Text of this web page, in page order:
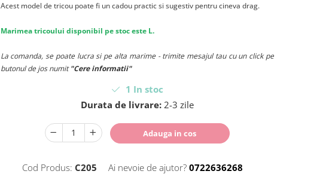
Acest model de tricou poate fi un cadou practic si sugestiv pentru cineva drag.
Marimea tricoului disponibil pe stoc este L.
La comanda, se poate lucra si pe alta marime - trimite mesajul tau cu un click pe
butonul de jos numit"Cere informatii"
1 In stoc
Durata de livrare:2-3 zile
Adauga in cos
Cod Produs: C205 Ai nevoie de ajutor? 0722636268